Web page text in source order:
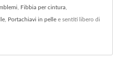
Fibbia per cintura
Portachiavi in pelle e sentiti libero di